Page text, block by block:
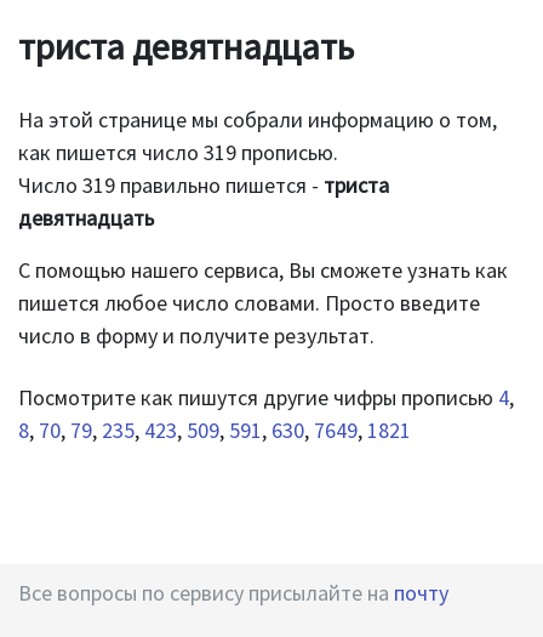
триста девятнадцать
На этой странице мы собрали информацию о том,
как пишется число 319 прописью.
Число 319 правильно пишется - триста
девятнадцать
С помощью нашего сервиса, Вы сможете узнать как
пишется любое число словами. Просто введите
число в форму и получите результат.
Посмотрите как пишутся другие чифры прописью 4,
8, 70, 79, 235, 423, 509, 591, 630, 7649, 1821
Все вопросы по сервису присылайте на почту